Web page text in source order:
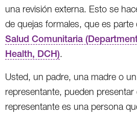
una revisión externa. Esto se
de quejas formales, que es parte
Salud Comunitaria
Health, DCH).
Usted, un padre, una madre o
representante, pueden presentar
representante es una persona